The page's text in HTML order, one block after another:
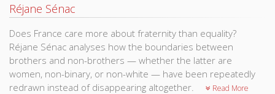
Réjane Sénac
Does France care more about fraternity than equality?
Réjane Sénac analyses how the boundaries between
brothers and non-brothers — whether the latter are
women, non-binary, or non-white — have been repeatedly
redrawn instead of disappearing altogether.
Read More